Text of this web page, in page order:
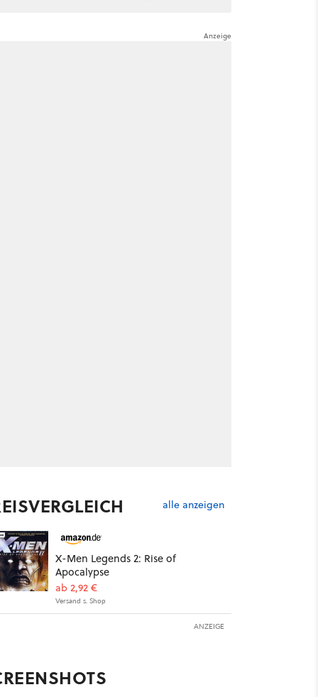
alle anzeigen
X-Men Legends 2: Rise of
Apocalypse
ab 2,92 €
Versand s. Shop
ANZEIGE